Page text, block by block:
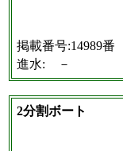
掲載番号:14989番
進水: －
2分割ボート